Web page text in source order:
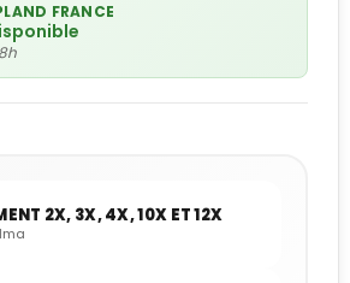
FRANCE
2X, 3X, 4X, 10X ET 12X